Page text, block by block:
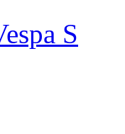
S